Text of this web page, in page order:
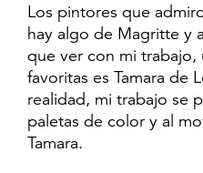
Los pintores que
hay algo de Magritte y
que ver con mi trabajo,
favoritas es Tamara de
realidad, mi trabajo se
paletas de color y al
Tamara.